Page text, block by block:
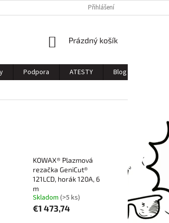
Přihlášení
NÁKUPNÍ
Prázdný košík
Podpora ATESTY Blog
KOWAX® Plazmová
rezačka GeniCut®
121LCD, horák 120A, 6
m
Skladom (>5 ks)
€1 473,74